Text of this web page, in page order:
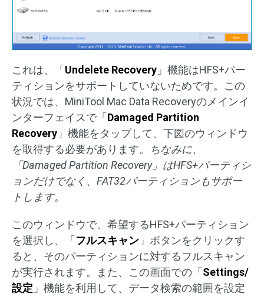
これは、「 Undelete Recovery 」機能はHFS+パー
ティションをサポートしていないためです。この
状況では、MiniTool Mac Data Recoveryのメインイ
ンターフェイスで「 Damaged Partition
Recovery 」機能をタップして、下図のウィンドウ
を取得する必要があります。
ちなみに、
「Damaged Partition Recovery」はHFS+パーティシ
ョンだけでなく、 FAT32パーティションもサポー
トします。
このウィンドウで、希望するHFS+パーティション
を選択し、「 フルスキャン 」ボタンをクリックす
ると、そのパーティションに対するフルスキャン
が実行されます。また、この画面での「 Settings/
設定 」機能を利用して、データ検索の範囲を設定